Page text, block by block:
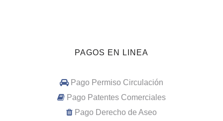
PAGOS EN LINEA
Pago Permiso Circulación
Pago Patentes Comerciales
Pago Derecho de Aseo